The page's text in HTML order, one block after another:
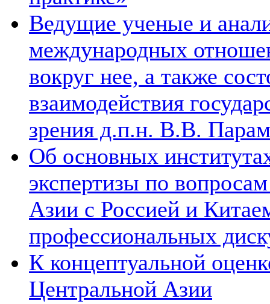
Ведущие ученые и
международных
вокруг нее, а также
взаимодействия
зрения д.п.н. В.В.
Об основных
экспертизы по
Азии с Россией и
профессиональных
К концептуальной
Центральной Азии